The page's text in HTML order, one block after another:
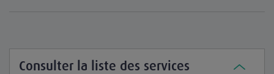
Consulter la liste des services